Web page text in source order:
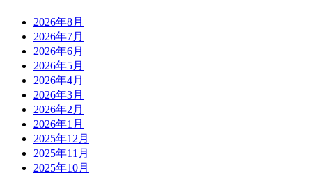
2026年8月
2026年7月
2026年6月
2026年5月
2026年4月
2026年3月
2026年2月
2026年1月
2025年12月
2025年11月
2025年10月